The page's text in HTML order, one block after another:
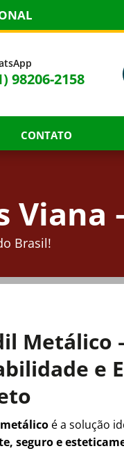
98206-2158
CONTATO
Viana
Brasil!
Metálico
e
é a solução
seguro e